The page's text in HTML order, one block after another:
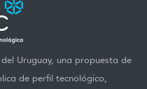
Uruguay, una propuesta de
de perfil tecnológico,